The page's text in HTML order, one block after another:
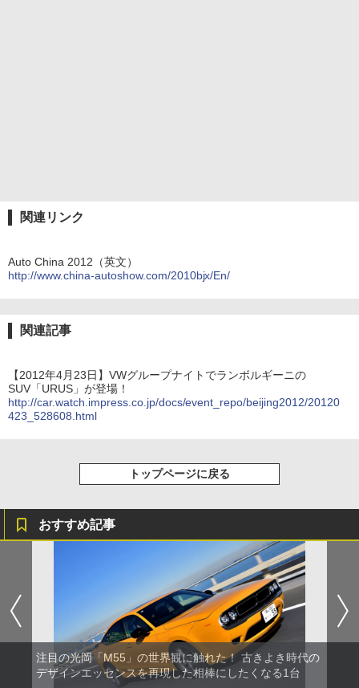
関連リンク
Auto China 2012（英文）
http://www.china-autoshow.com/2010bjx/En/
関連記事
【2012年4月23日】VWグループナイトでランボルギーニの
SUV「URUS」が登場！
http://car.watch.impress.co.jp/docs/event_repo/beijing2012/20120
423_528608.html
トップページに戻る
おすすめ記事
注目の光岡「M55」の世界観に触れた！ 古きよき時代の
デザインエッセンスを再現した相棒にしたくなる1台